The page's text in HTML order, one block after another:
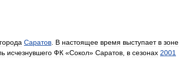
города Саратов В настоящее время выступает в зоне
исчезнувшего ФК «Сокол» Саратов в сезонах 2001